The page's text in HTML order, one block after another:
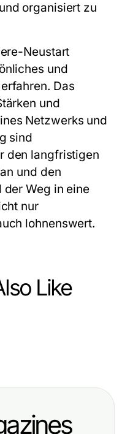
organisiert zu
Neustart
und
Das
und
Netzwerks und
sind
den langfristigen
und den
Weg in eine
nur
lohnenswert.
Like